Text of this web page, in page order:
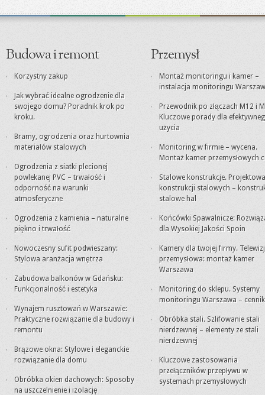
Budowa i remont
Korzystny zakup
Jak wybrać idealne ogrodzenie dla
swojego domu? Poradnik krok po
kroku.
Bramy, ogrodzenia oraz hurtownia
materiałów stalowych
Ogrodzenia z siatki plecionej
powlekanej PVC – trwałość i
odporność na warunki
atmosferyczne
Ogrodzenia z kamienia – naturalne
piękno i trwałość
Nowoczesny sufit podwieszany:
Stylowa aranżacja wnętrza
Zabudowa balkonów w Gdańsku:
Funkcjonalność i estetyka
Wynajem rusztowań w Warszawie:
Praktyczne rozwiązanie dla budowy i
remontu
Brązowe okna: Stylowe i eleganckie
rozwiązanie dla domu
Obróbka okien dachowych: Sposoby
na uszczelnienie i izolację
Przemysł
Montaż monitoringu i kamer –
instalacja monitoringu
Przewodnik po złączach M12 i
Kluczowe porady dla
użycia
Monitoring w firmie – wycena.
Montaż kamer przemysłowych
Stalowe konstrukcje.
konstrukcji stalowych –
stalowe hal
Końcówki Spawalnicze:
dla Wysokiej Jakości Spoin
Kamery dla twojej firmy.
przemysłowa: montaż kamer
Warszawa
Monitoring do sklepu. Systemy
monitoringu Warszawa – cennik
Obróbka stali. Szlifowanie stali
nierdzewnej – elementy ze stali
nierdzewnej
Kluczowe zastosowania
przełączników przepływu w
systemach przemysłowych